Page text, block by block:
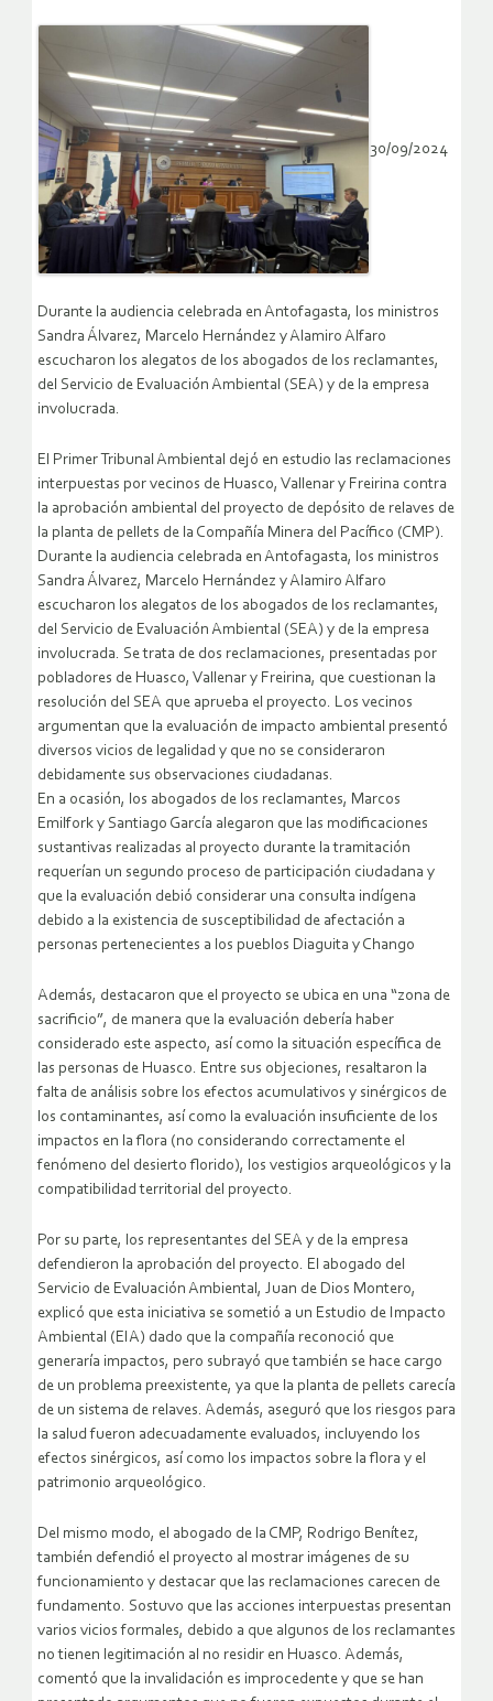
30/09/2024
Durante la audiencia celebrada en Antofagasta, los ministros
Sandra Álvarez, Marcelo Hernández y Alamiro Alfaro
escucharon los alegatos de los abogados de los reclamantes,
del Servicio de Evaluación Ambiental (SEA) y de la empresa
involucrada.
El Primer Tribunal Ambiental dejó en estudio las reclamaciones
interpuestas por vecinos de Huasco, Vallenar y Freirina contra
la aprobación ambiental del proyecto de depósito de relaves de
la planta de pellets de la Compañía Minera del Pacífico (CMP).
Durante la audiencia celebrada en Antofagasta, los ministros
Sandra Álvarez, Marcelo Hernández y Alamiro Alfaro
escucharon los alegatos de los abogados de los reclamantes,
del Servicio de Evaluación Ambiental (SEA) y de la empresa
involucrada. Se trata de dos reclamaciones, presentadas por
pobladores de Huasco, Vallenar y Freirina, que cuestionan la
resolución del SEA que aprueba el proyecto. Los vecinos
argumentan que la evaluación de impacto ambiental presentó
diversos vicios de legalidad y que no se consideraron
debidamente sus observaciones ciudadanas.
En a ocasión, los abogados de los reclamantes, Marcos
Emilfork y Santiago García alegaron que las modificaciones
sustantivas realizadas al proyecto durante la tramitación
requerían un segundo proceso de participación ciudadana y
que la evaluación debió considerar una consulta indígena
debido a la existencia de susceptibilidad de afectación a
personas pertenecientes a los pueblos Diaguita y Chango
Además, destacaron que el proyecto se ubica en una “zona de
sacrificio”, de manera que la evaluación debería haber
considerado este aspecto, así como la situación específica de
las personas de Huasco. Entre sus objeciones, resaltaron la
falta de análisis sobre los efectos acumulativos y sinérgicos de
los contaminantes, así como la evaluación insuficiente de los
impactos en la flora (no considerando correctamente el
fenómeno del desierto florido), los vestigios arqueológicos y la
compatibilidad territorial del proyecto.
Por su parte, los representantes del SEA y de la empresa
defendieron la aprobación del proyecto. El abogado del
Servicio de Evaluación Ambiental, Juan de Dios Montero,
explicó que esta iniciativa se sometió a un Estudio de Impacto
Ambiental (EIA) dado que la compañía reconoció que
generaría impactos, pero subrayó que también se hace cargo
de un problema preexistente, ya que la planta de pellets carecía
de un sistema de relaves. Además, aseguró que los riesgos para
la salud fueron adecuadamente evaluados, incluyendo los
efectos sinérgicos, así como los impactos sobre la flora y el
patrimonio arqueológico.
Del mismo modo, el abogado de la CMP, Rodrigo Benítez,
también defendió el proyecto al mostrar imágenes de su
funcionamiento y destacar que las reclamaciones carecen de
fundamento. Sostuvo que las acciones interpuestas presentan
varios vicios formales, debido a que algunos de los reclamantes
no tienen legitimación al no residir en Huasco. Además,
comentó que la invalidación es improcedente y que se han